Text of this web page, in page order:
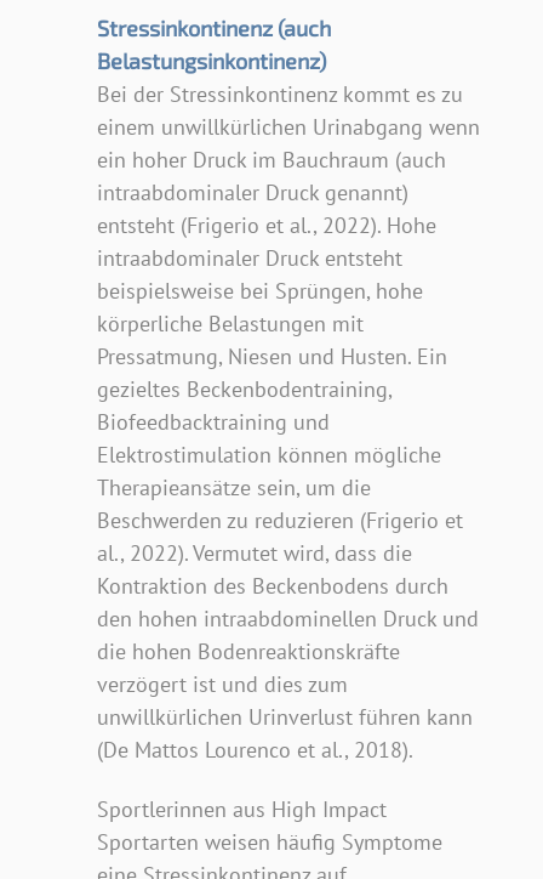
Stressinkontinenz (auch
Belastungsinkontinenz)
Bei der Stressinkontinenz kommt es zu
einem unwillkürlichen Urinabgang wenn
ein hoher Druck im Bauchraum (auch
intraabdominaler Druck genannt)
entsteht (Frigerio et al., 2022). Hohe
intraabdominaler Druck entsteht
beispielsweise bei Sprüngen, hohe
körperliche Belastungen mit
Pressatmung, Niesen und Husten. Ein
gezieltes Beckenbodentraining,
Biofeedbacktraining und
Elektrostimulation können mögliche
Therapieansätze sein, um die
Beschwerden zu reduzieren (Frigerio et
al., 2022). Vermutet wird, dass die
Kontraktion des Beckenbodens durch
den hohen intraabdominellen Druck und
die hohen Bodenreaktionskräfte
verzögert ist und dies zum
unwillkürlichen Urinverlust führen kann
(De Mattos Lourenco et al., 2018).
Sportlerinnen aus High Impact
Sportarten weisen häufig Symptome